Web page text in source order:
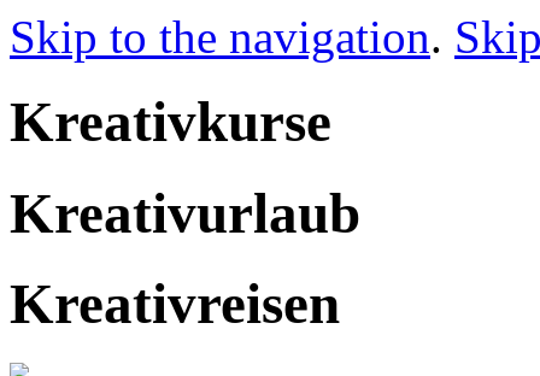
Skip to the navigation.
Kreativkurse
Kreativurlaub
Kreativreisen